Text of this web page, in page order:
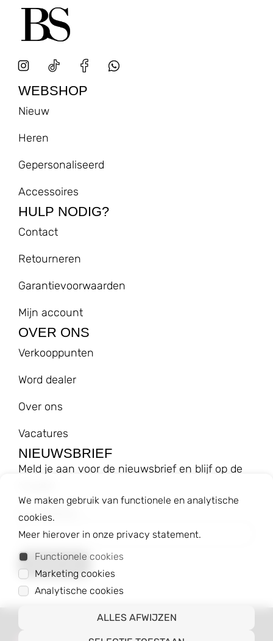
WEBSHOP
Nieuw
Heren
Gepersonaliseerd
Accessoires
HULP NODIG?
Contact
Retourneren
Garantievoorwaarden
Mijn account
OVER ONS
Verkooppunten
Word dealer
Over ons
Vacatures
NIEUWSBRIEF
Meld je aan voor de nieuwsbrief en blijf op de
E-mailadres
We maken gebruik van functionele en analytische
cookies.
Meer hierover in onze privacy statement.
Functionele cookies
Marketing cookies
Analytische cookies
ALLES AFWIJZEN